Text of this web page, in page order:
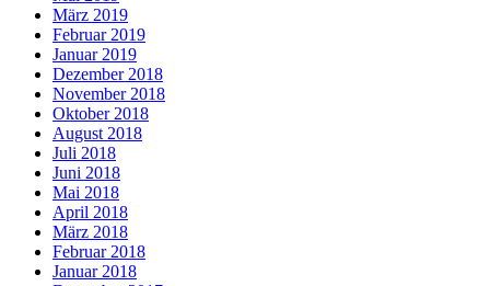
März 2019
Februar 2019
Januar 2019
Dezember 2018
November 2018
Oktober 2018
August 2018
Juli 2018
Juni 2018
Mai 2018
April 2018
März 2018
Februar 2018
Januar 2018